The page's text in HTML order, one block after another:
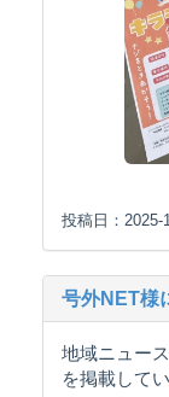
投稿日：2025-
号外NET様
地域ニュー
を掲載して